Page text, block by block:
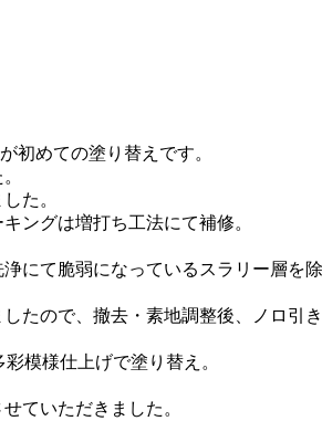
初めての塗り替えです。
た。
ングは増打ち工法にて補修。
にて脆弱になっているスラリー層を
たので、撤去・素地調整後、ノロ引
模様仕上げで塗り替え。
ていただきました。